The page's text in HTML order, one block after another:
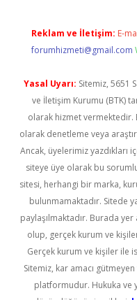
Reklam ve İletişim: E-
forumhizmeti@gmail.com
Yasal Uyarı: Sitemiz, 5651
ve İletişim Kurumu (BTK)
olarak hizmet
olarak denetleme veya
Ancak, üyelerimiz yazdıkları
siteye üye olarak bu
sitesi, herhangi bir marka,
bulunmamaktadır. Sitede
paylaşılmaktadır. Burada
olup, gerçek kurum ve
Gerçek kurum ve kişiler ile
Sitemiz, kar amacı
platformudur. Hukuka ve